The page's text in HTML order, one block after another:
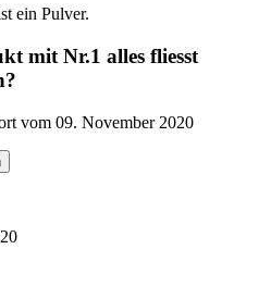
ein Pulver.
mit Nr.1 alles fliesst
vom 09. November 2020